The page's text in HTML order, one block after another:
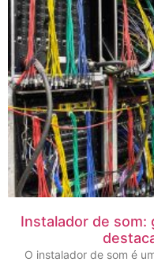
Instalador de som:
O instalador de som é